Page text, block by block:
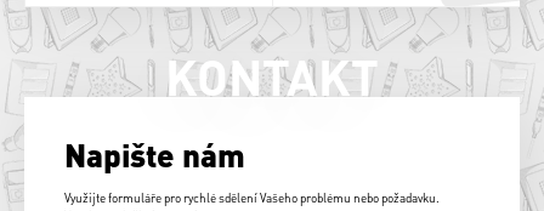
KONTAKT
Napište nám
Využijte formuláře pro rychlé sdělení Vašeho problému nebo požadavku.